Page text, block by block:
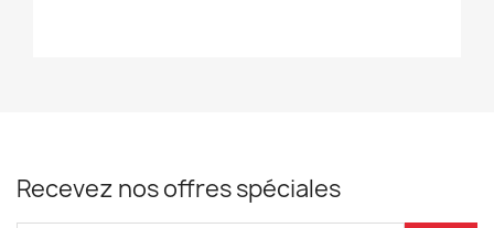
Recevez nos offres spéciales